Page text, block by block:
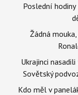
Poslední hodiny
Žádná
Ukrajinci
Sovětský
Kdo měl v